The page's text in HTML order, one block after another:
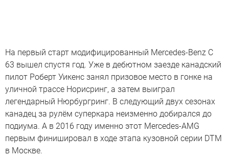
На первый старт модифицированный Mercedes-Benz C
63 вышел спустя год. Уже в дебютном заезде канадский
пилот Роберт Уикенс занял призовое место в гонке на
уличной трассе Норисринг, а затем выиграл
легендарный Нюрбургринг. В следующий двух сезонах
канадец за рулём суперкара неизменно добирался до
подиума. А в 2016 году именно этот Mercedes-AMG
первым финишировал в ходе этапа кузовной серии DTM
в Москве.